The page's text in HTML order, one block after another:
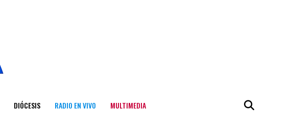
DIÓCESIS RADIO EN VIVO MULTIMEDIA